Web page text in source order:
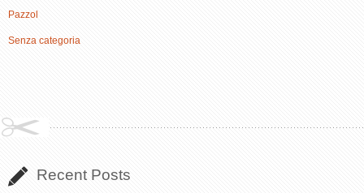
Pazzol
Senza categoria
Recent Posts